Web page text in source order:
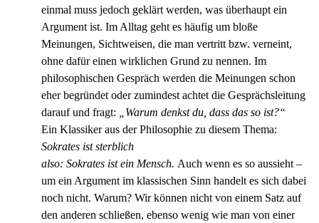
einmal muss jedoch geklärt werden, was überhaupt ein
Argument ist. Im Alltag geht es häufig um bloße
Meinungen, Sichtweisen, die man vertritt bzw. verneint,
ohne dafür einen wirklichen Grund zu nennen. Im
philosophischen Gespräch werden die Meinungen schon
eher begründet oder zumindest achtet die Gesprächsleitung
darauf und fragt:
„Warum denkst du, dass das so ist?“
Ein Klassiker aus der Philosophie zu diesem Thema:
Sokrates ist sterblich
also: Sokrates ist ein Mensch. Auch wenn es so aussieht –
um ein Argument im klassischen Sinn handelt es sich dabei
noch nicht. Warum? Wir können nicht von einem Satz auf
den anderen schließen, ebenso wenig wie man von einer